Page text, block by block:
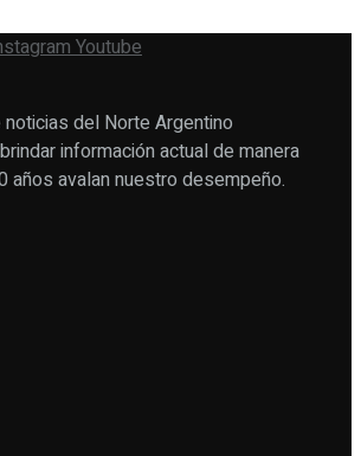
Youtube
del Norte Argentino
información actual de manera
años avalan nuestro desempeño.